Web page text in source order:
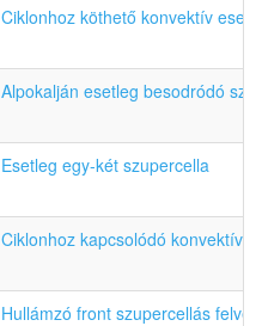
Ciklonhoz köthető konvektív
Alpokalján esetleg besodródó
Esetleg egy-két szupercella
Ciklonhoz kapcsolódó konvektív
Hullámzó front szupercellás